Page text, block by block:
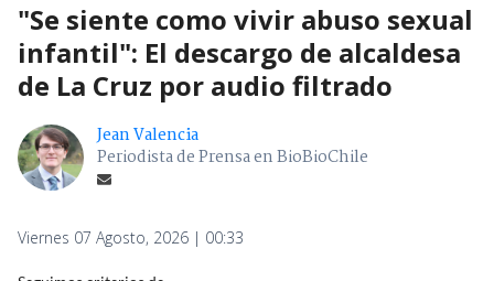
"Se siente como vivir abuso sexual
infantil": El descargo de alcaldesa
de La Cruz por audio filtrado
Jean Valencia
Periodista de Prensa en BioBioChile
Viernes 07 Agosto, 2026 | 00:33